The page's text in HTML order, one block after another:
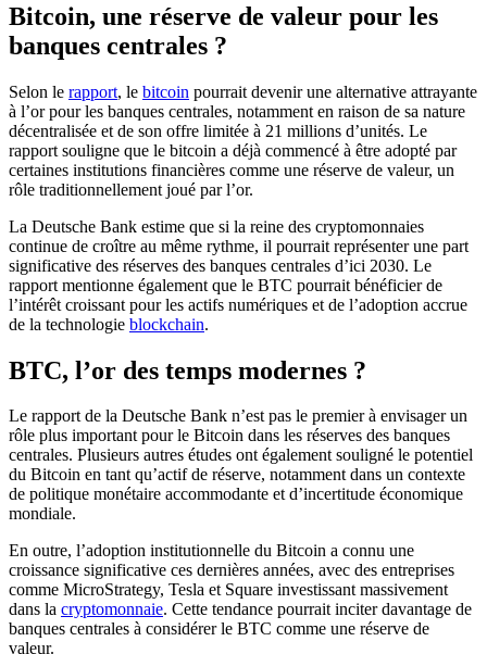
Bitcoin, une réserve de valeur pour les
banques centrales ?
Selon le rapport, le bitcoin pourrait devenir une alternative attrayante
à l’or pour les banques centrales, notamment en raison de sa nature
décentralisée et de son offre limitée à 21 millions d’unités. Le
rapport souligne que le bitcoin a déjà commencé à être adopté par
certaines institutions financières comme une réserve de valeur, un
rôle traditionnellement joué par l’or.
La Deutsche Bank estime que si la reine des cryptomonnaies
continue de croître au même rythme, il pourrait représenter une part
significative des réserves des banques centrales d’ici 2030. Le
rapport mentionne également que le BTC pourrait bénéficier de
l’intérêt croissant pour les actifs numériques et de l’adoption accrue
de la technologie blockchain.
BTC, l’or des temps modernes ?
Le rapport de la Deutsche Bank n’est pas le premier à envisager un
rôle plus important pour le Bitcoin dans les réserves des banques
centrales. Plusieurs autres études ont également souligné le potentiel
du Bitcoin en tant qu’actif de réserve, notamment dans un contexte
de politique monétaire accommodante et d’incertitude économique
mondiale.
En outre, l’adoption institutionnelle du Bitcoin a connu une
croissance significative ces dernières années, avec des entreprises
comme MicroStrategy, Tesla et Square investissant massivement
dans la cryptomonnaie. Cette tendance pourrait inciter davantage de
banques centrales à considérer le BTC comme une réserve de
valeur.